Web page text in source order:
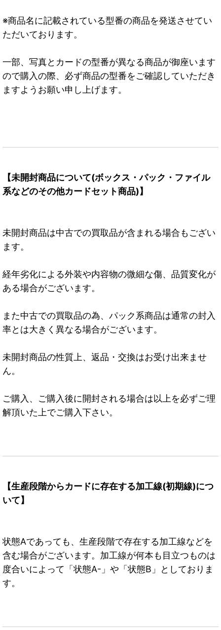
※商品名に記載されている型番の商品を発送させてい
ただいております。
一部、写真とカードの型番が異なる商品が御座います
ので購入の際、必ず商品の型番をご確認していただき
ますようお願い申し上げます。
【未開封商品について(ボックス・パック・ファイル
系などのその他カードセット商品)】
未開封商品は中古での買取品が含まれる場合もござい
ます。
経年劣化による外装や内容物の微細な傷、品質変化が
ある場合がございます。
また中古での買取品の為、パック系商品は通常の封入
率とは大きく異なる場合がございます。
未開封商品の性質上、返品・交換はお受け出来ませ
ん。
ご購入、ご購入後に開封される場合は以上を必ずご理
解頂いた上でご購入下さい。
【生産段階からカードに存在する加工線(初期線)につ
いて】
状態Aであっても、生産段階で存在する加工線などを
含む場合がございます。加工線が何本も目立つものは
度合いによって「状態A-」や「状態B」としておりま
す。